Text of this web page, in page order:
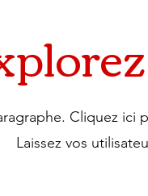
Cliquez
Laissez vos